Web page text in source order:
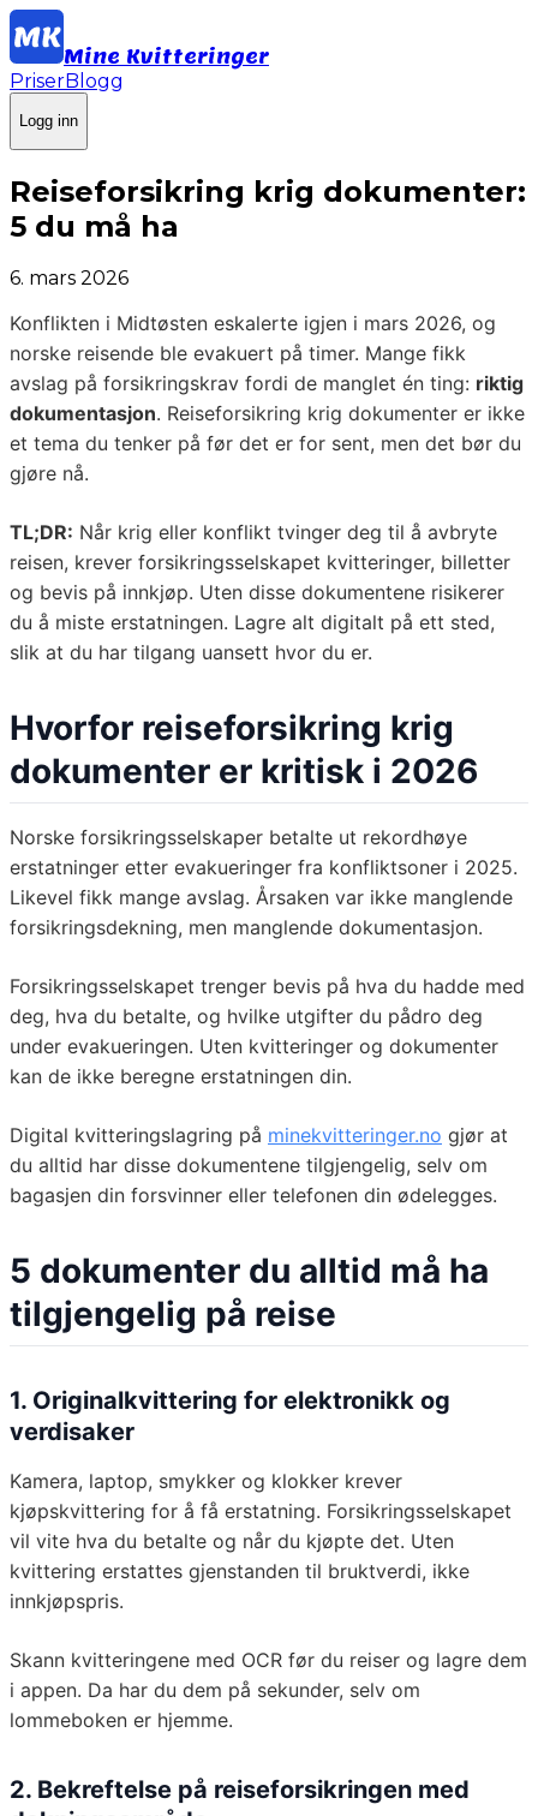
Mine Kvitteringer
PriserBlogg
Logg inn
Reiseforsikring krig dokumenter:
5 du må ha
6. mars 2026
Konflikten i Midtøsten eskalerte igjen i mars 2026, og
norske reisende ble evakuert på timer. Mange fikk
avslag på forsikringskrav fordi de manglet én ting: riktig
dokumentasjon. Reiseforsikring krig dokumenter er ikke
et tema du tenker på før det er for sent, men det bør du
gjøre nå.
TL;DR: Når krig eller konflikt tvinger deg til å avbryte
reisen, krever forsikringsselskapet kvitteringer, billetter
og bevis på innkjøp. Uten disse dokumentene risikerer
du å miste erstatningen. Lagre alt digitalt på ett sted,
slik at du har tilgang uansett hvor du er.
Hvorfor reiseforsikring krig
dokumenter er kritisk i 2026
Norske forsikringsselskaper betalte ut rekordhøye
erstatninger etter evakueringer fra konfliktsoner i 2025.
Likevel fikk mange avslag. Årsaken var ikke manglende
forsikringsdekning, men manglende dokumentasjon.
Forsikringsselskapet trenger bevis på hva du hadde med
deg, hva du betalte, og hvilke utgifter du pådro deg
under evakueringen. Uten kvitteringer og dokumenter
kan de ikke beregne erstatningen din.
Digital kvitteringslagring på minekvitteringer.no gjør at
du alltid har disse dokumentene tilgjengelig, selv om
bagasjen din forsvinner eller telefonen din ødelegges.
5 dokumenter du alltid må ha
tilgjengelig på reise
1. Originalkvittering for elektronikk og
verdisaker
Kamera, laptop, smykker og klokker krever
kjøpskvittering for å få erstatning. Forsikringsselskapet
vil vite hva du betalte og når du kjøpte det. Uten
kvittering erstattes gjenstanden til bruktverdi, ikke
innkjøpspris.
Skann kvitteringene med OCR før du reiser og lagre dem
i appen. Da har du dem på sekunder, selv om
lommeboken er hjemme.
2. Bekreftelse på reiseforsikringen med